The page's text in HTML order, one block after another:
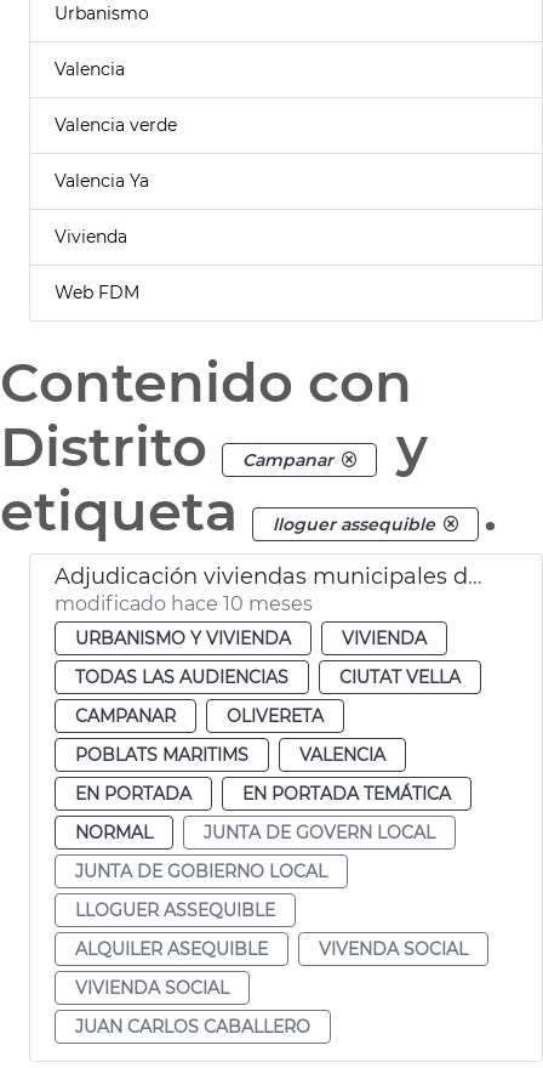
Urbanismo
Valencia
Valencia verde
Valencia Ya
Vivienda
Web FDM
Contenido con
Distrito
Campanar
y
etiqueta
lloguer assequible .
Adjudicación viviendas municipales de alquiler asequible València
modificado hace 10 meses
URBANISMO Y VIVIENDA
VIVIENDA
TODAS LAS AUDIENCIAS
CIUTAT VELLA
CAMPANAR
OLIVERETA
POBLATS MARITIMS
VALENCIA
EN PORTADA
EN PORTADA TEMÁTICA
NORMAL
JUNTA DE GOVERN LOCAL
JUNTA DE GOBIERNO LOCAL
LLOGUER ASSEQUIBLE
ALQUILER ASEQUIBLE
VIVENDA SOCIAL
VIVIENDA SOCIAL
JUAN CARLOS CABALLERO